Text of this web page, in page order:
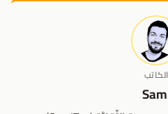
الكاتب